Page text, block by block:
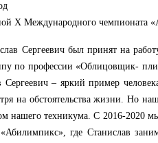
X Международного чемпионата
Сергеевич был принят на
по профессии «Облицовщик-
– яркий пример
на обстоятельства жизни. Но
нашего техникума. С 2016-2020
где Станислав